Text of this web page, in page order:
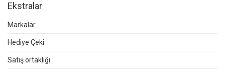
Ekstralar
Markalar
Hediye Çeki
Satış ortaklığı